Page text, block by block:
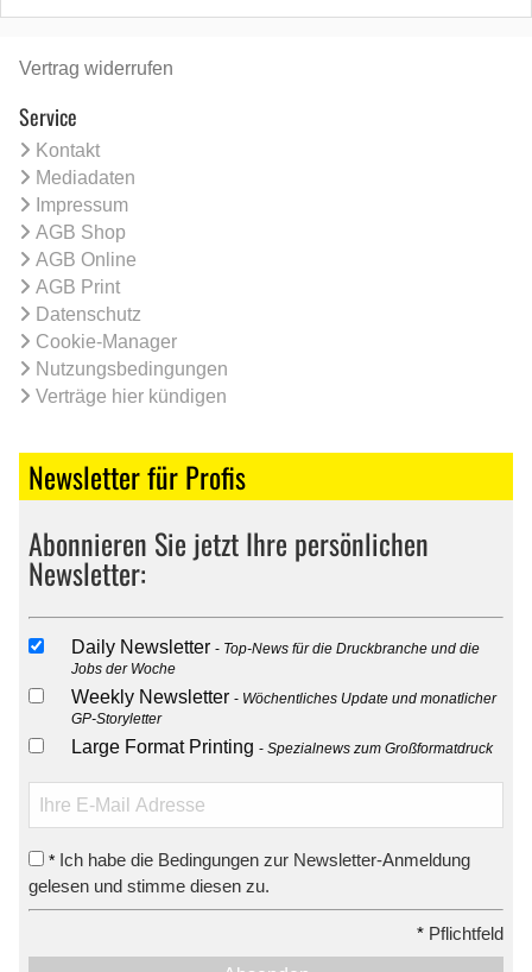
Vertrag widerrufen
Service
Kontakt
Mediadaten
Impressum
AGB Shop
AGB Online
AGB Print
Datenschutz
Cookie-Manager
Nutzungsbedingungen
Verträge hier kündigen
Newsletter für Profis
Abonnieren Sie jetzt Ihre persönlichen
Newsletter:
Daily Newsletter
Top-News für die Druckbranche und die
Jobs der Woche
Weekly Newsletter
Wöchentliches Update und monatlicher
GP-Storyletter
Large Format Printing Spezialnews zum Großformatdruck
* Ich habe die Bedingungen zur Newsletter-Anmeldung
gelesen und stimme diesen zu.
* Pflichtfeld